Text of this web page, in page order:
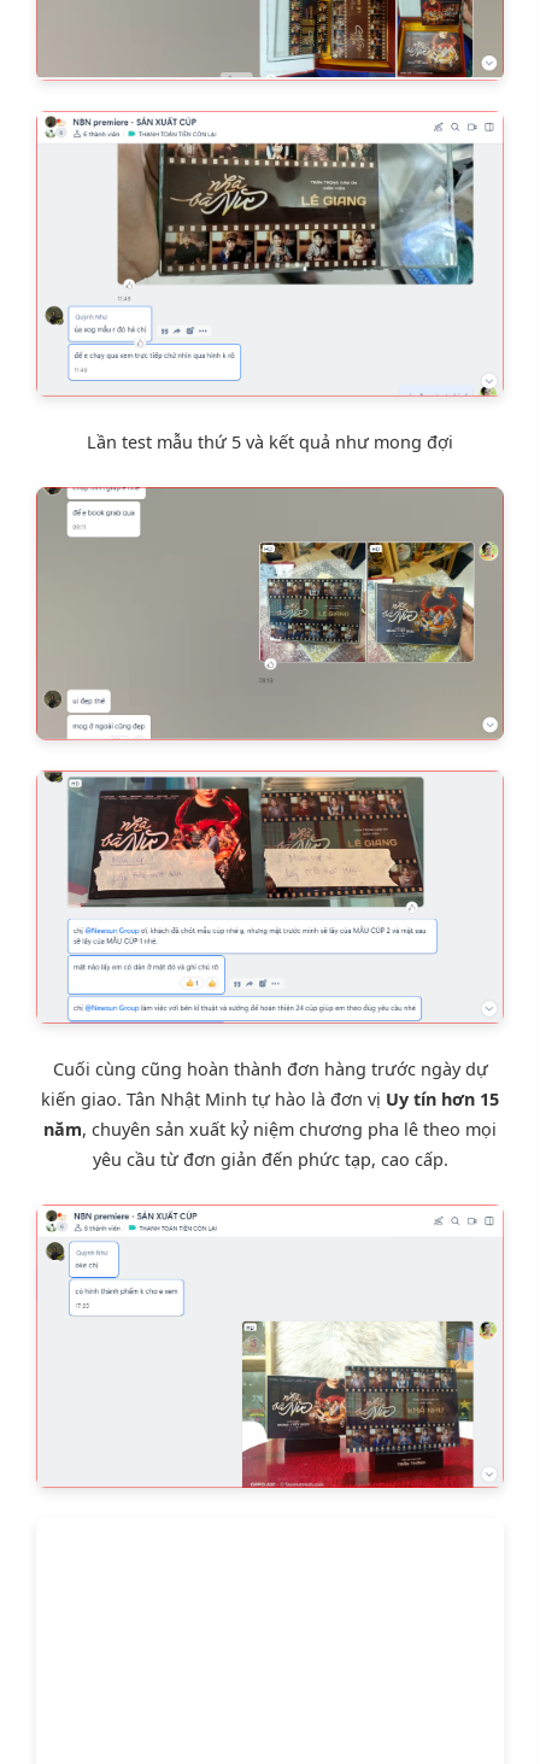
Lần test mẫu thứ 5 và kết quả như mong đợi
Cuối cùng cũng hoàn thành đơn hàng trước ngày dự
kiến giao. Tân Nhật Minh tự hào là đơn vị Uy tín hơn 15
năm, chuyên sản xuất kỷ niệm chương pha lê theo mọi
yêu cầu từ đơn giản đến phức tạp, cao cấp.